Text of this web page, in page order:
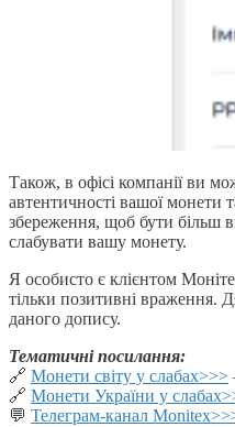
Також, в офісі компанії ви
автентичності вашої монети
збереження, щоб бути більш
слабувати вашу монету.
Я особисто є клієнтом
тільки позитивні враження.
даного допису.
Тематичні посилання:
🔗 Монети світу у слабах>>>
🔗 Монети України у
💬 Телеграм-канал